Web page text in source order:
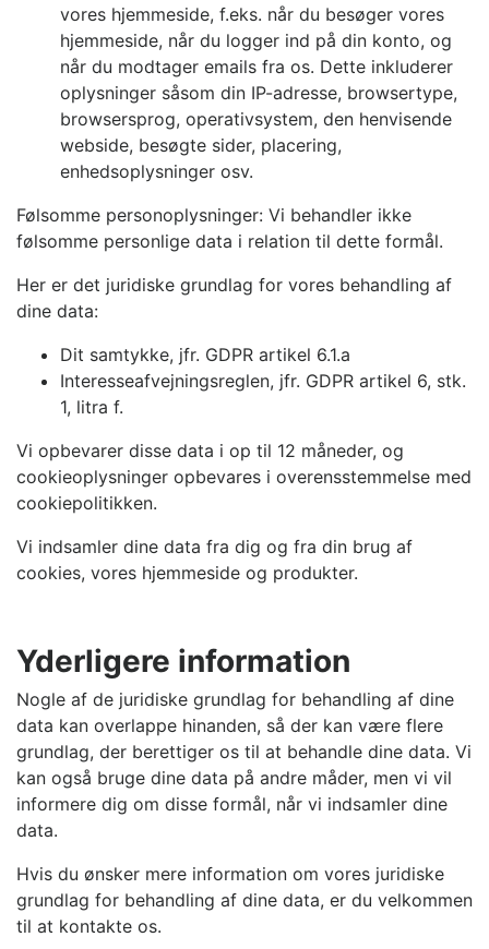
vores hjemmeside, f.eks. når du besøger vores
hjemmeside, når du logger ind på din konto, og
når du modtager emails fra os. Dette inkluderer
oplysninger såsom din IP-adresse, browsertype,
browsersprog, operativsystem, den henvisende
webside, besøgte sider, placering,
enhedsoplysninger osv.
Følsomme personoplysninger: Vi behandler ikke
følsomme personlige data i relation til dette formål.
Her er det juridiske grundlag for vores behandling af
dine data:
Dit samtykke, jfr. GDPR artikel 6.1.a
Interesseafvejningsreglen, jfr. GDPR artikel 6, stk.
1, litra f.
Vi opbevarer disse data i op til 12 måneder, og
cookieoplysninger opbevares i overensstemmelse med
cookiepolitikken.
Vi indsamler dine data fra dig og fra din brug af
cookies, vores hjemmeside og produkter.
Yderligere information
Nogle af de juridiske grundlag for behandling af dine
data kan overlappe hinanden, så der kan være flere
grundlag, der berettiger os til at behandle dine data. Vi
kan også bruge dine data på andre måder, men vi vil
informere dig om disse formål, når vi indsamler dine
data.
Hvis du ønsker mere information om vores juridiske
grundlag for behandling af dine data, er du velkommen
til at kontakte os.